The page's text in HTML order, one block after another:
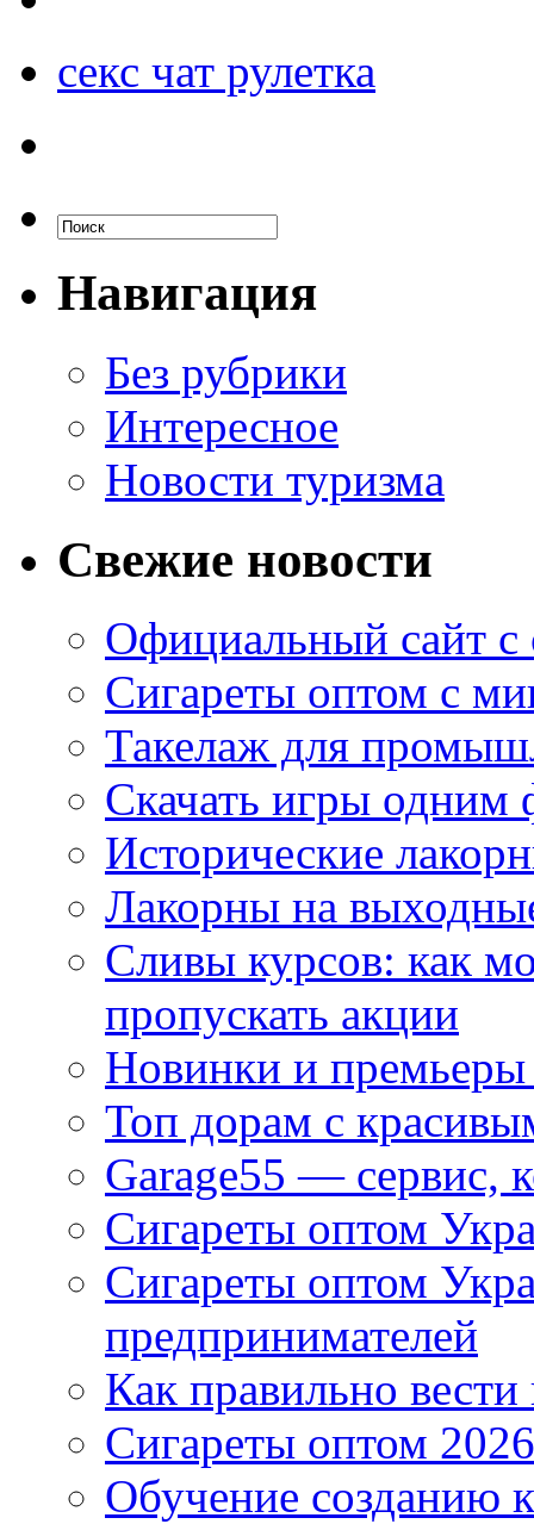
секс чат рулетка
Навигация
Без рубрики
Интересное
Новости туризма
Свежие новости
Официальный сайт
Сигареты оптом с
Такелаж для
Скачать игры одним
Исторические
Лакорны на
Сливы курсов: как
пропускать акции
Новинки и
Топ дорам с
Garage55 — сервис,
Сигареты оптом
Сигареты оптом
предпринимателей
Как правильно
Сигареты оптом
Обучение созданию